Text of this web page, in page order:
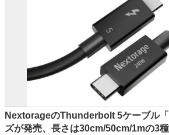
NextorageのThunderbolt 5ケーブル
ズが発売、長さは30cm/50cm/1mの3